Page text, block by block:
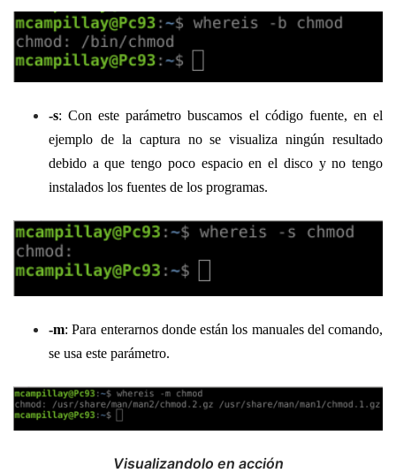
-s: Con este parámetro buscamos el código fuente, en el
ejemplo de la captura no se visualiza ningún resultado
debido a que tengo poco espacio en el disco y no tengo
instalados los fuentes de los programas.
-m: Para enterarnos donde están los manuales del comando,
se usa este parámetro.
Visualizandolo en acción